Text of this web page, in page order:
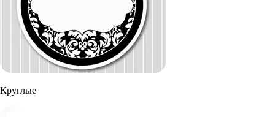
Круглые